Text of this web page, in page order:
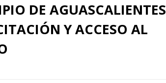
DE AGUASCALIENTES
Y ACCESO AL